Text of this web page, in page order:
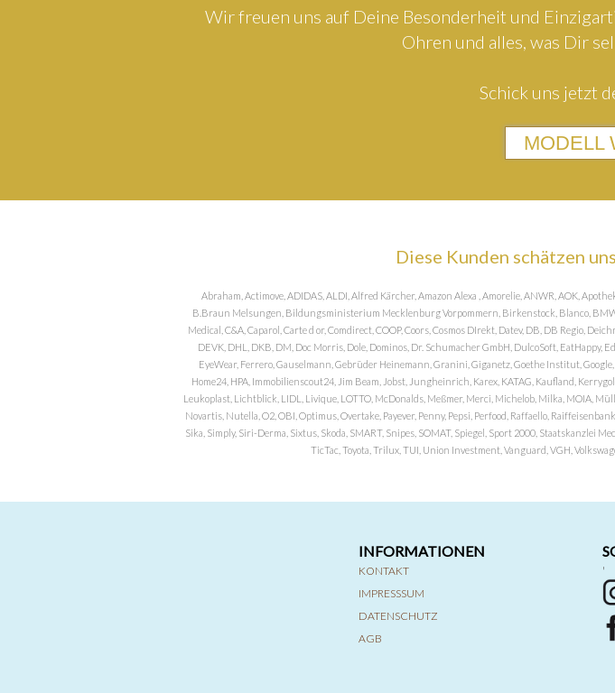
Wir freuen uns auf Deine Besonderheit und
Ohren und alles, was Dir
Schick uns jetzt
MODELL
Diese Kunden schätzen
Abraham, Actimove, ADIDAS, ALDI, Alfred Kärcher, Amazon Alexa , Amorelie, ANWR, AOK,
B.Braun Melsungen, Bildungsministerium Mecklenburg Vorpommern, Birkenstock, Blanco,
Medical, C&A, Caparol, Carte d or, Comdirect, COOP, Coors, Cosmos DIrekt, Datev, DB, DB Regio,
DEVK, DHL, DKB, DM, Doc Morris, Dole, Dominos, Dr. Schumacher GmbH, DulcoSoft, EatHappy,
EyeWear, Ferrero, Gauselmann, Gebrüder Heinemann, Granini, Giganetz, Goethe Institut,
Home24, HPA, Immobilienscout24, Jim Beam, Jobst, Jungheinrich, Karex, KATAG, Kaufland,
Leukoplast, Lichtblick, LIDL, Livique, LOTTO, McDonalds, Meßmer, Merci, Michelob, Milka, MOIA,
Novartis, Nutella, O2, OBI, Optimus, Overtake, Payever, Penny, Pepsi, Perfood, Raffaello,
Sika, Simply, Siri-Derma, Sixtus, Skoda, SMART, Snipes, SOMAT, Spiegel, Sport 2000, Staatskanzlei
TicTac, Toyota, Trilux, TUI, Union Investment, Vanguard, VGH,
INFORMATIONEN
KONTAKT
IMPRESSSUM
DATENSCHUTZ
AGB
'